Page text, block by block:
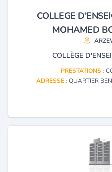
COLLEGE
MOHAMED
COLLÈGE
PRESTATIONS :
ADRESSE :QUARTIER